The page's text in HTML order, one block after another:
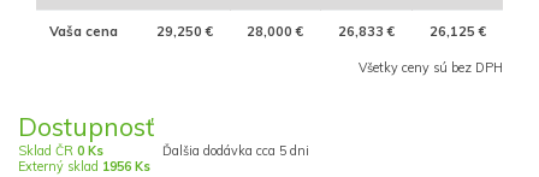
Vaša cena 29,250 € 28,000 € 26,833 € 26,125 €
Všetky ceny sú bez DPH
Dostupnosť
Sklad ČR 0 Ks
Externý sklad 1956 Ks
Ďalšia dodávka cca 5 dni